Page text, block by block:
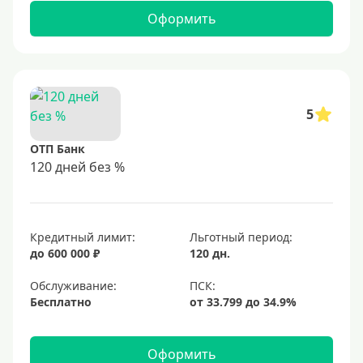
Оформить
5
ОТП Банк
120 дней без %
Кредитный лимит:
до 600 000 ₽
Льготный период:
120 дн.
Обслуживание:
Бесплатно
Оформить